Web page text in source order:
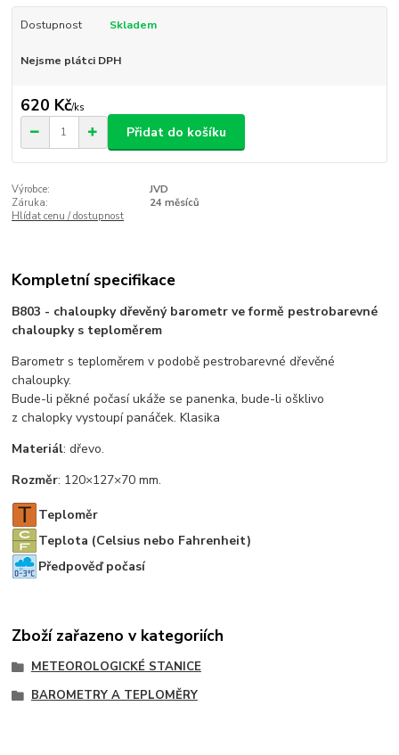
Dostupnost Skladem
Nejsme plátci DPH
620 Kč/ks
Přidat do košíku
Výrobce:
JVD
Záruka:
24 měsíců
Hlídat cenu / dostupnost
Kompletní specifikace
B803 - chaloupky dřevěný barometr ve formě pestrobarevné
chaloupky s teploměrem
Barometr s teploměrem v podobě pestrobarevné dřevěné
chaloupky.
Bude-li pěkné počasí ukáže se panenka, bude-li ošklivo
z chalopky vystoupí panáček. Klasika
Materiál: dřevo.
Rozměr: 120×127×70 mm.
Teploměr
Teplota (Celsius nebo Fahrenheit)
Předpověď počasí
Zboží zařazeno v kategoriích
METEOROLOGICKÉ STANICE
BAROMETRY A TEPLOMĚRY